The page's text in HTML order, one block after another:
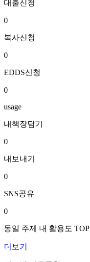
대출신청
0
복사신청
0
EDDS신청
0
usage
내책장담기
0
내보내기
0
SNS공유
0
동일 주제 내 활용도 TOP
더보기